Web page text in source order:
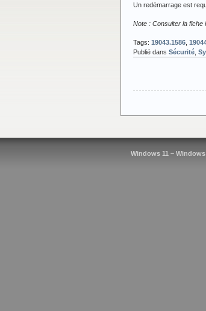
Un redémarrage est
Note : Consulter la fiche
Tags: 19043.1586
Publié dans Sécurité
Windows 11 –